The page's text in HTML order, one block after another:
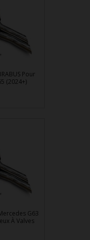
Pour
(2024+)
G63
À Valves